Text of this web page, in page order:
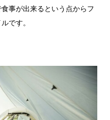
事が出来るという点からフ
です。